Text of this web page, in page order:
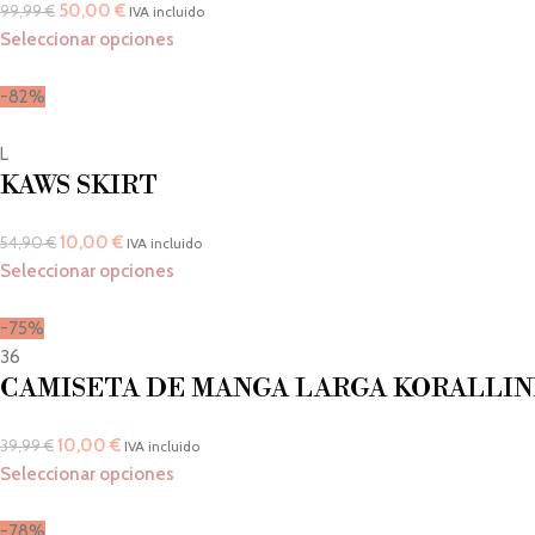
99,99€ 50,00 € IVA incluido
Seleccionar opciones
-82%
L
KAWS SKIRT
54,90€10,00 € IVA incluido
Seleccionar opciones
-75%
36
CAMISETA DE MANGA LARGA
39,99€10,00 € IVA incluido
Seleccionar opciones